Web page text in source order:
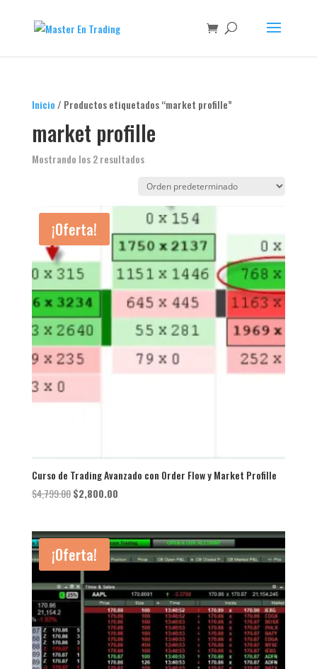
Inicio / Productos etiquetados “market profille”
market profille
Mostrando los 2 resultados
¡Oferta!
Curso de Trading Avanzado con Order Flow y Market Profille
$4,799.00 El
era:
$4,799.00.
$2,800.00El
es:
$2,800.00.
¡Oferta!